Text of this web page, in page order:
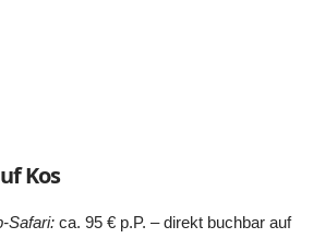
Kos
Safari: ca. 95 € p.P. – direkt buchbar auf